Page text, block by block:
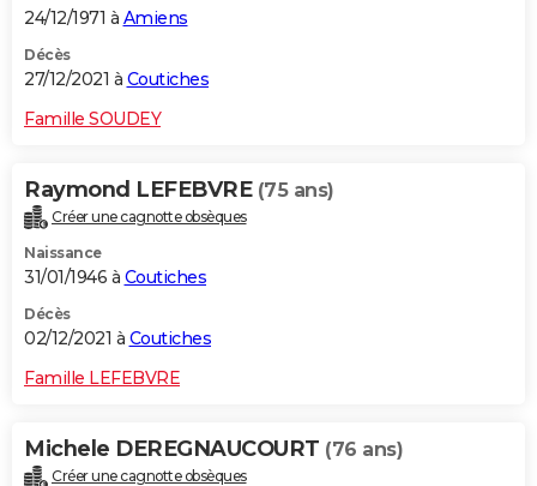
24/12/1971 à Amiens
Décès
27/12/2021 à Coutiches
Famille SOUDEY
Raymond LEFEBVRE (75 ans)
Créer une cagnotte obsèques
Naissance
31/01/1946 à Coutiches
Décès
02/12/2021 à Coutiches
Famille LEFEBVRE
Michele DEREGNAUCOURT (76 ans)
Créer une cagnotte obsèques